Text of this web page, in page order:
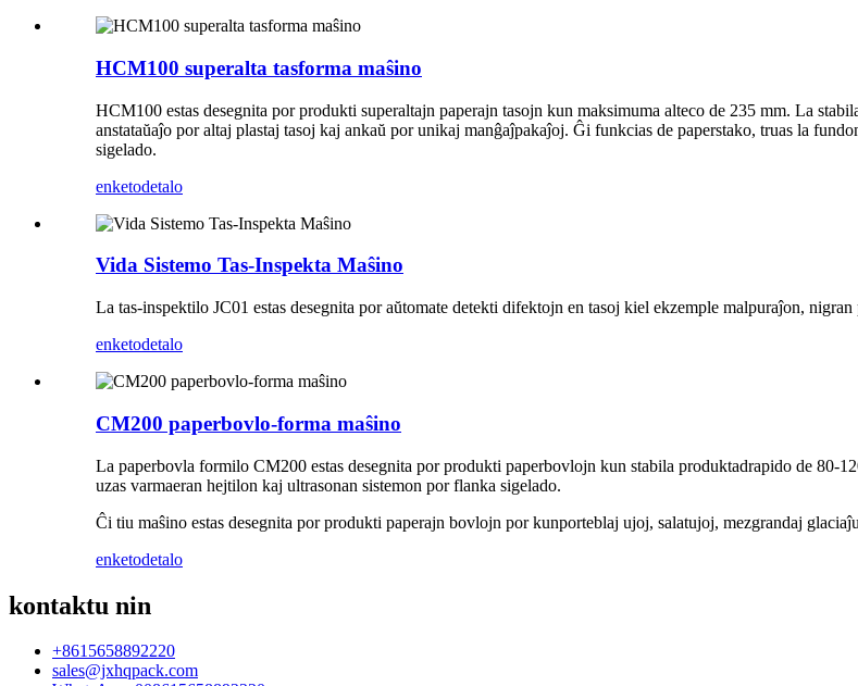
HCM100 superalta tasforma maŝino
HCM100 estas desegnita por produkti superaltajn paperajn tasojn kun maksimuma alteco de 235 mm. La
anstataŭaĵo por altaj plastaj tasoj kaj ankaŭ por unikaj manĝaĵpakaĵoj. Ĝi funkcias de paperstako, truas la
sigelado.
enketodetalo
Vida Sistemo Tas-Inspekta Maŝino
La tas-inspektilo JC01 estas desegnita por aŭtomate detekti difektojn en tasoj kiel ekzemple malpuraĵon,
enketodetalo
CM200 paperbovlo-forma maŝino
La paperbovla formilo CM200 estas desegnita por produkti paperbovlojn kun stabila produktadrapido de 80-
uzas varmaeran hejtilon kaj ultrasonan sistemon por flanka sigelado.
Ĉi tiu maŝino estas desegnita por produkti paperajn bovlojn por kunporteblaj ujoj, salatujoj, mezgrandaj
enketodetalo
kontaktu nin
+8615658892220
sales@jxhqpack.com